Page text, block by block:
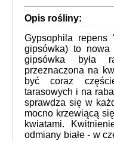
Opis rośliny:
Gypsophila repens
gipsówka) to
gipsówka była
przeznaczona na
być coraz
tarasowych i na
sprawdza się w
mocno krzewiącą
kwiatami.
odmiany białe - w